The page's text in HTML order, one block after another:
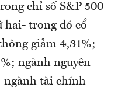
chỉ số S&P 500
hai- trong đó cổ
giảm 4,31%;
ngành nguyên
ngành tài chính